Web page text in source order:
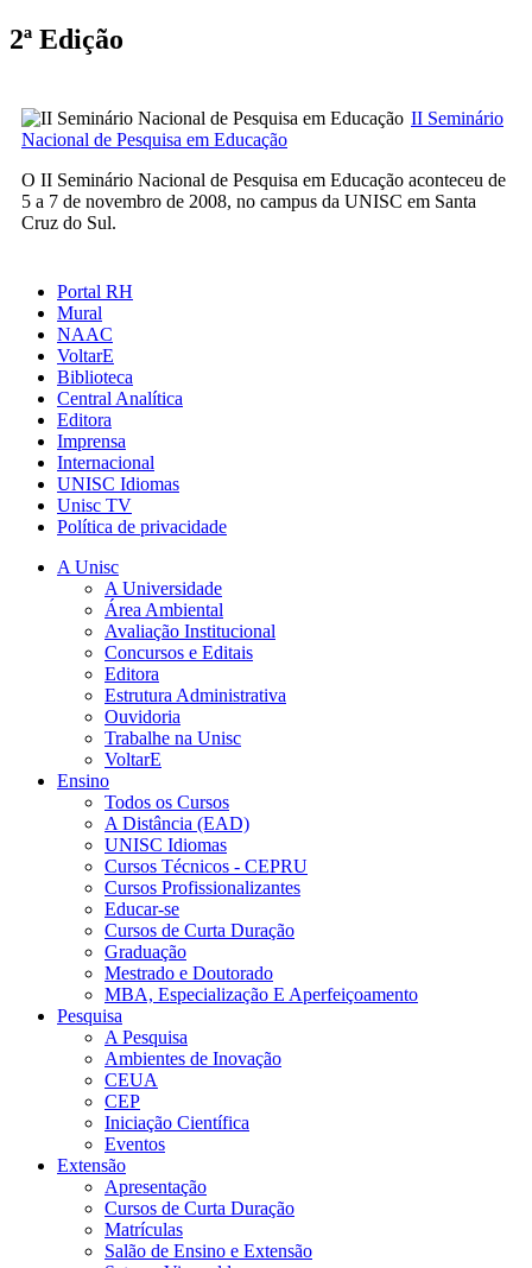
2ª Edição
II Seminário
Nacional de Pesquisa em Educação
O II Seminário Nacional de Pesquisa em Educação aconteceu de
5 a 7 de novembro de 2008, no campus da UNISC em Santa
Cruz do Sul.
Portal RH
Mural
NAAC
VoltarE
Biblioteca
Central Analítica
Editora
Imprensa
Internacional
UNISC Idiomas
Unisc TV
Política de privacidade
A Unisc
A Universidade
Área Ambiental
Avaliação Institucional
Concursos e Editais
Editora
Estrutura Administrativa
Ouvidoria
Trabalhe na Unisc
VoltarE
Ensino
Todos os Cursos
A Distância (EAD)
UNISC Idiomas
Cursos Técnicos - CEPRU
Cursos Profissionalizantes
Educar-se
Cursos de Curta Duração
Graduação
Mestrado e Doutorado
MBA, Especialização E Aperfeiçoamento
Pesquisa
A Pesquisa
Ambientes de Inovação
CEUA
CEP
Iniciação Científica
Eventos
Extensão
Apresentação
Cursos de Curta Duração
Matrículas
Salão de Ensino e Extensão